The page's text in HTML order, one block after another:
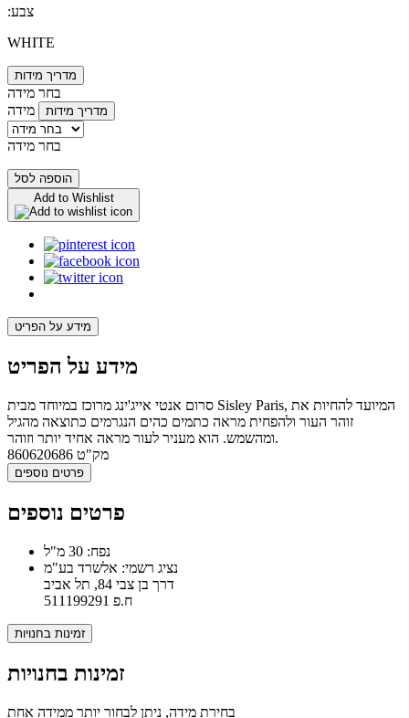
:צבע
WHITE
מדריך מידות
בחר מידה
מידה
מדריך מידות
בחר מידה
הוספה לסל
Add to Wishlist
מידע על הפריט
מידע על הפריט
סרום אנטי אייג'ינג מרוכז במיוחד מבית Sisley Paris, המיועד להחיות את
זוהר העור ולהפחית מראה כתמים כהים הנגרמים כתוצאה מהגיל
ומהשמש. הוא מעניר לעור מראה אחיד יותר וזוהר.
מק"ט 860620686
פרטים נוספים
פרטים נוספים
נפח: 30 מ"ל
נציג רשמי: אלשרד בע"מ
דרך בן צבי 84, תל אביב
ח.פ 511199291
זמינות בחנויות
זמינות בחנויות
בחירת מידה, ניתן לבחור יותר ממידה אחת